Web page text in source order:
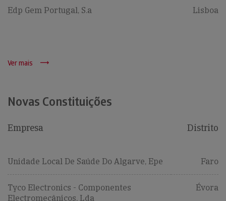
Edp Gem Portugal, S.a Lisboa
Ver mais
Novas Constituições
Empresa Distrito
Unidade Local De Saúde Do Algarve, Epe Faro
Tyco Electronics - Componentes
Electromecânicos, Lda
Évora